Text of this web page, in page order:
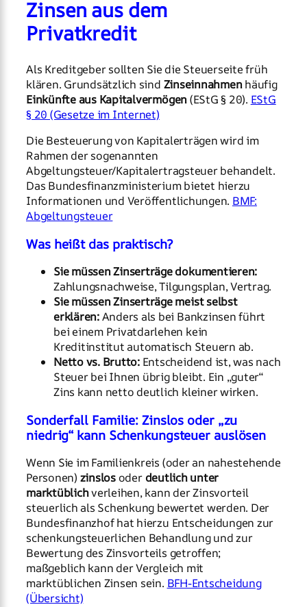
Zinsen aus dem
Privatkredit
Als Kreditgeber sollten Sie die Steuerseite früh
klären. Grundsätzlich sind Zinseinnahmenhäufig
Einkünfte aus Kapitalvermögen(EStG § 20). EStG
§ 20 (Gesetze im Internet)
Die Besteuerung von Kapitalerträgen wird im
Rahmen der sogenannten
Abgeltungsteuer/Kapitalertragsteuer behandelt.
Das Bundesfinanzministerium bietet hierzu
Informationen und Veröffentlichungen. BMF:
Abgeltungsteuer
Was heißt das praktisch?
Sie müssen Zinserträge dokumentieren:
Zahlungsnachweise, Tilgungsplan, Vertrag.
Sie müssen Zinserträge meist selbst
erklären:Anders als bei Bankzinsen führt
bei einem Privatdarlehen kein
Kreditinstitut automatisch Steuern ab.
Netto vs. Brutto:Entscheidend ist, was nach
Steuer bei Ihnen übrig bleibt. Ein „guter“
Zins kann netto deutlich kleiner wirken.
Sonderfall Familie: Zinslos oder „zu
niedrig“ kann Schenkungsteuer auslösen
Wenn Sie im Familienkreis (oder an nahestehende
Personen) zinslosoderdeutlich unter
marktüblichverleihen, kann der Zinsvorteil
steuerlich als Schenkung bewertet werden. Der
Bundesfinanzhof hat hierzu Entscheidungen zur
schenkungsteuerlichen Behandlung und zur
Bewertung des Zinsvorteils getroffen;
maßgeblich kann der Vergleich mit
marktüblichen Zinsen sein. BFH-Entscheidung
(Übersicht)